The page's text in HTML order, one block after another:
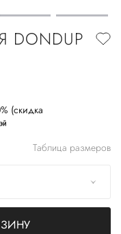
(скидка
Таблица размеров